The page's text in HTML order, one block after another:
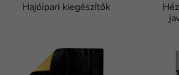
Hajóipari kiegészítők